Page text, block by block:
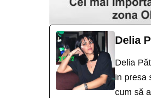
Delia
Delia
in presa
cum să